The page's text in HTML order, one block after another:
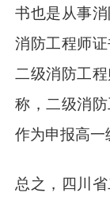
书也是从事
消防工程师
二级消防工
称，二级消
作为申报高一
总之，四川